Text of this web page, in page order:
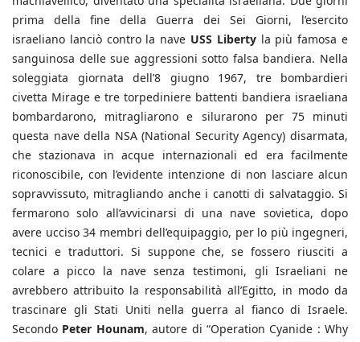
prima della fine della Guerra dei Sei Giorni, l’esercito
israeliano lanciò contro la nave USS Libertyla più famosa e
sanguinosa delle sue aggressioni sotto falsa bandiera. Nella
soleggiata giornata dell’8 giugno 1967, tre bombardieri
civetta Mirage e tre torpediniere battenti bandiera israeliana
bombardarono, mitragliarono e silurarono per 75 minuti
questa nave della NSA (National Security Agency) disarmata,
che stazionava in acque internazionali ed era facilmente
riconoscibile, con l’evidente intenzione di non lasciare alcun
sopravvissuto, mitragliando anche i canotti di salvataggio. Si
fermarono solo all’avvicinarsi di una nave sovietica, dopo
avere ucciso 34 membri dell’equipaggio, per lo più ingegneri,
tecnici e traduttori. Si suppone che, se fossero riusciti a
colare a picco la nave senza testimoni, gli Israeliani ne
avrebbero attribuito la responsabilità all’Egitto, in modo da
trascinare gli Stati Uniti nella guerra al fianco di Israele.
Secondo Peter Hounam, autore di “Operation Cyanide : Why